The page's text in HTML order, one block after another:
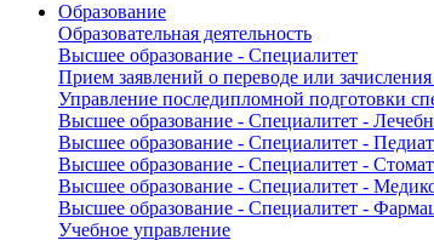
Образование
Образовательная деятельность
Высшее образование - Специалитет
Прием заявлений о переводе или
Управление последипломной подготовки
Высшее образование - Специалитет -
Высшее образование - Специалитет -
Высшее образование - Специалитет -
Высшее образование - Специалитет -
Высшее образование - Специалитет -
Учебное управление